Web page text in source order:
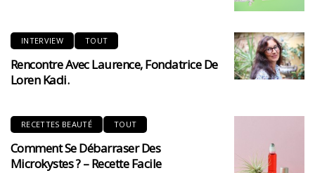
INTERVIEW TOUT
Rencontre Avec Laurence, Fondatrice De
Loren Kadi.
RECETTES BEAUTÉ TOUT
Comment Se Débarraser Des
Microkystes ? – Recette Facile